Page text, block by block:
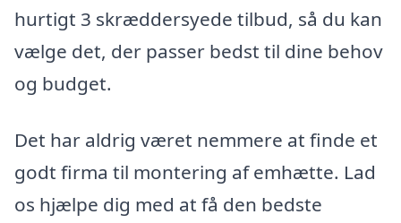
hurtigt 3 skræddersyede tilbud, så du kan
vælge det, der passer bedst til dine behov
og budget.
Det har aldrig været nemmere at finde et
godt firma til montering af emhætte. Lad
os hjælpe dig med at få den bedste